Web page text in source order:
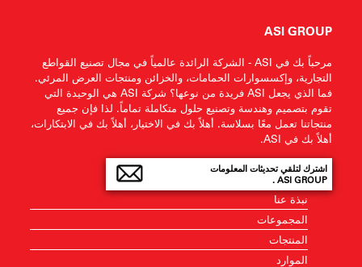
ASI GROUP
مرحباً بك في ASI - الشركة الرائدة عالمياً في مجال تصنيع القواطع
التجارية، وإكسسوارات الحمامات، والخزائن ومنتجات العرض المرئي.
فما الذي يجعل ASI فريدة من نوعها؟ شركة ASI هي الوحيدة التي
تقوم بتصميم وهندسة وتصنيع حلول متكاملة تماماً. لذا فإن جميع
منتجاتنا تعمل معًا بسلاسة. أهلاً بك في الاختيار، أهلاً بك في الابتكارات،
أهلاً بك في ASI.
اشترك لتلقي تحديثات المعلومات
ASI GROUP .
نبذة عنا
المجموعات
المنتجات
الموارد